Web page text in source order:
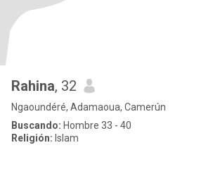
Rahina, 32
Ngaoundéré, Adamaoua, Camerún
Buscando: Hombre 33 - 40
Religión: Islam